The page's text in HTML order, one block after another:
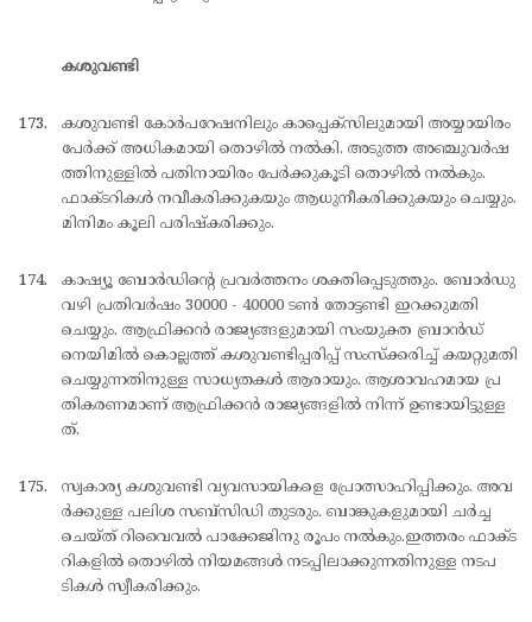
കശുവണ്ടി
കശുവണ്ടി കോര്‍പറേഷനിലും കാപ്പെക്സിലുമായി അയ്യായിരം
പേര്‍ക്ക് അധികമായി തൊഴില്‍ നല്‍കി. അടുത്ത അഞ്ചുവര്‍ഷ
ത്തിനുള്ളില്‍ പതിനായിരം പേര്‍ക്കുകൂടി തൊഴില്‍ നല്‍കും.
ഫാക്ടറികള്‍ നവീകരിക്കുകയും ആധുനീകരിക്കുകയും ചെയ്യും.
മിനിമം കൂലി പരിഷ്കരിക്കും.
കാഷ്യൂ ബോര്‍ഡിന്റെ പ്രവര്‍ത്തനം ശക്തിപ്പെടുത്തും. ബോര്‍ഡു
വഴി പ്രതിവര്‍ഷം 30000 - 40000 ടണ്‍ തോട്ടണ്ടി ഇറക്കുമതി
ചെയ്യും. ആഫ്രിക്കന്‍ രാജ്യങ്ങളുമായി സംയുക്ത ബ്രാന്‍ഡ്
നെയിമില്‍ കൊല്ലത്ത് കശുവണ്ടിപ്പരിപ്പ് സംസ്ക്കരിച്ച് കയറ്റുമതി
ചെയ്യുന്നതിനുള്ള സാധ്യതകള്‍ ആരായും. ആശാവഹമായ പ്ര
തികരണമാണ് ആഫ്രിക്കന്‍ രാജ്യങ്ങളില്‍ നിന്ന് ഉണ്ടായിട്ടുള്ള
ത്.
സ്വകാര്യ കശുവണ്ടി വ്യവസായികളെ പ്രോത്സാഹിപ്പിക്കും. അവ
ര്‍ക്കുള്ള പലിശ സബ്സിഡി തുടരും. ബാങ്കുകളുമായി ചര്‍ച്ച
ചെയ്ത് റിവൈവല്‍ പാക്കേജിനു രൂപം നല്‍കും.ഇത്തരം ഫാക്ട
റികളില്‍ തൊഴില്‍ നിയമങ്ങള്‍ നടപ്പിലാക്കുന്നതിനുള്ള നടപ
ടികള്‍ സ്വീകരിക്കും.